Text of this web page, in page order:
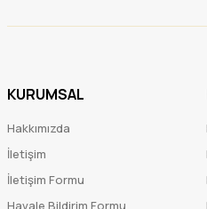
KURUMSAL
Hakkımızda
İletişim
İletişim Formu
Havale Bildirim Formu